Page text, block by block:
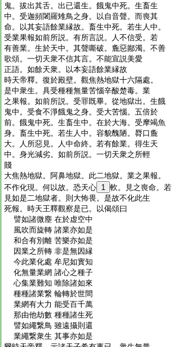
鬼。拔出其舌。出已還生。餓鬼中死。生畜生
中。受迦頻闍羅雉鳥之身。以自音聲。而喪其
命。以其妄語餘業縁故。畜生中死。若生人中。
受業果報如前所説。有所言説。人不信受。若
有善業。生於天中。其聲嘶破。麁惡鄙濁。不善
歌頌。一切天衆不信其言。不能宣説美愛
正語。如餘天衆。以本妄語餘業縁故
時天帝釋。復於殿壁。觀焦熱地獄十六隔處。
是中衆生。具受種種無量苦惱辛酸楚毒。業
之果報。如前所説。受罪既畢。從地獄出。生餓
鬼中。受食不淨餓鬼之身。受大苦惱。五倍於
前。餓鬼中死。生畜生中。在於大海。受摩竭魚
身。畜生中死。若生人中。容貌醜陋。脣口麁
大。人所惡見。人中命終。若有餘業。得生天
中。身光減劣。如前所説。一切天衆之所輕
賤
大焦熱地獄。阿鼻地獄。此二地獄。業之果報。
不作化現。何以故。恐天心 1 軟。見之喪命。若
見如是二地獄者。則大怖畏。是故不化此生
死報。時天王釋觀察是已。以偈頌曰
譬如諸微塵 在於虚空中
風吹而旋轉 諸業亦如是
和合有別離 苦樂亦如是
因業之所轉 非是無因縁
今此業化處 牟尼如實知
化無量業網 諸心之種子
心集業難知 唯除諸如來
種種諸業繋 輪轉於世間
業網有大力 能受百千萬
那由他劫數 種種諸生死
譬如繩繋鳥 雖遠攝則還
業繩繋衆生 其事亦如是